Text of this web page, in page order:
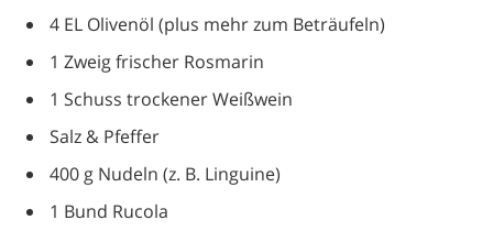
4 EL Olivenöl (plus mehr zum Beträufeln)
1 Zweig frischer Rosmarin
1 Schuss trockener Weißwein
Salz & Pfeffer
400 g Nudeln (z. B. Linguine)
1 Bund Rucola